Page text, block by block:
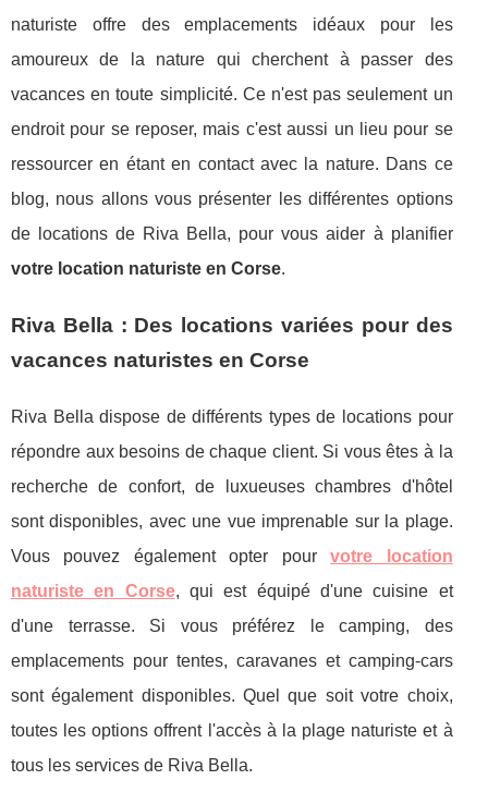
naturiste offre des emplacements idéaux pour les
amoureux de la nature qui cherchent à passer des
vacances en toute simplicité. Ce n'est pas seulement un
endroit pour se reposer, mais c'est aussi un lieu pour se
ressourcer en étant en contact avec la nature. Dans ce
blog, nous allons vous présenter les différentes options
de locations de Riva Bella, pour vous aider à planifier
votre location naturiste en Corse.
Riva Bella : Des locations variées pour des
vacances naturistes en Corse
Riva Bella dispose de différents types de locations pour
répondre aux besoins de chaque client. Si vous êtes à la
recherche de confort, de luxueuses chambres d'hôtel
sont disponibles, avec une vue imprenable sur la plage.
Vous pouvez également opter pourvotre location
naturiste en Corse, qui est équipé d'une cuisine et
d'une terrasse. Si vous préférez le camping, des
emplacements pour tentes, caravanes et camping-cars
sont également disponibles. Quel que soit votre choix,
toutes les options offrent l'accès à la plage naturiste et à
tous les services de Riva Bella.